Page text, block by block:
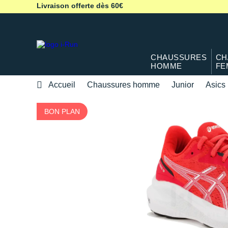
Livraison offerte dès 60€
CHAUSSURES
HOMME
Accueil Chaussures homme Junior Asics
BON PLAN